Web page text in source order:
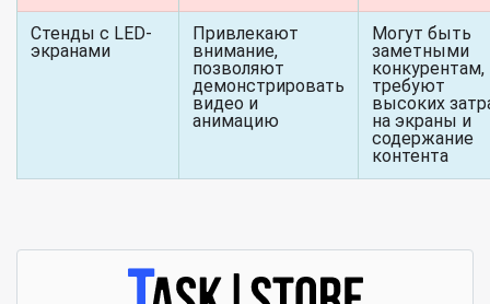
Стенды с LED-
экранами
Привлекают
внимание,
позволяют
демонстрировать
видео и
анимацию
Могут быть
заметными
конкурентам,
требуют
высоких
на экраны и
содержание
контента